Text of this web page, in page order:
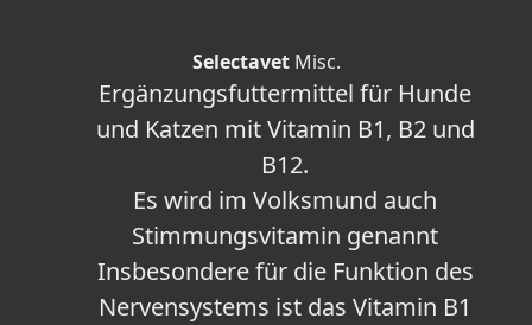
SelectavetMisc.
Ergänzungsfuttermittel für Hunde
und Katzen mit Vitamin B1, B2 und
B12.
Es wird im Volksmund auch
Stimmungsvitamin genannt
Insbesondere für die Funktion des
Nervensystems ist das Vitamin B1